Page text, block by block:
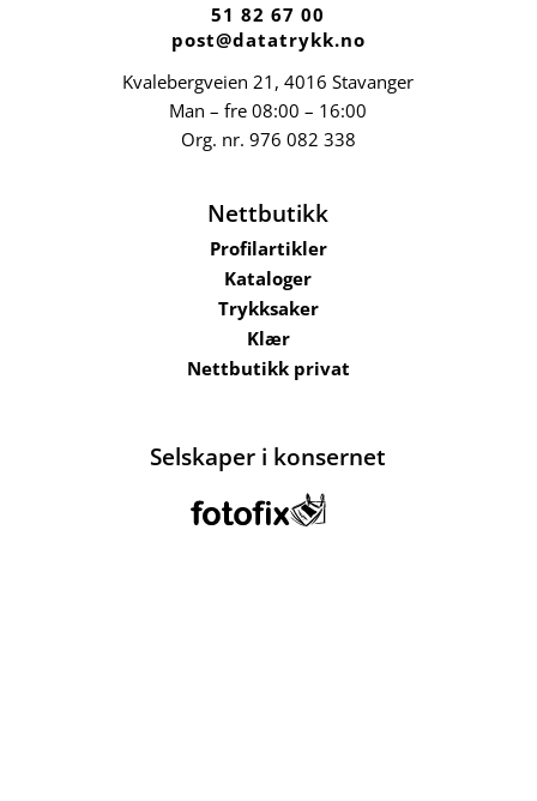
51 82 67 00
post@datatrykk.no
Kvalebergveien 21 , 4016 Stavanger
Man – fre 08:00 – 16:00
Org. nr. 976 082 338
Nettbutikk
Profilartikler
Kataloger
Trykksaker
Klær
Nettbutikk privat
Selskaper i konsernet